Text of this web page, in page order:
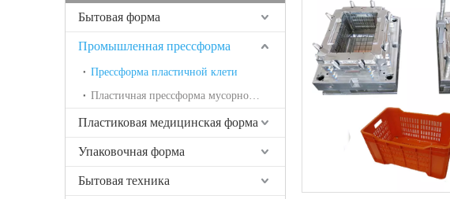
Бытовая форма
Промышленная прессформа
Прессформа пластичной клети
Пластичная прессформа мусорной корзины
Пластиковая медицинская форма
Упаковочная форма
Бытовая техника